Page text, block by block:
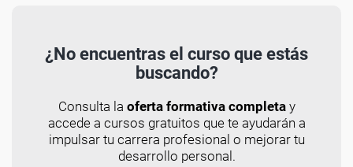
¿No encuentras el curso que estás
buscando?
Consulta la oferta formativa completay
accede a cursos gratuitos que te ayudarán a
impulsar tu carrera profesional o mejorar tu
desarrollo personal.